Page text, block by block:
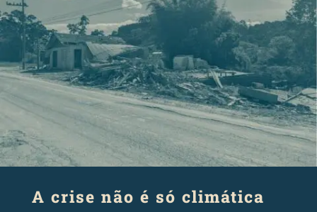
A crise não é só climática